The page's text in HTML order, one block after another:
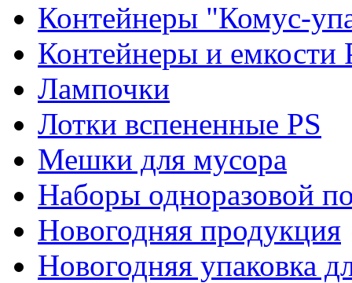
Контейнеры "Комус-
Контейнеры и емкости
Лампочки
Лотки вспененные PS
Мешки для мусора
Наборы одноразовой
Новогодняя продукция
Новогодняя упаковка